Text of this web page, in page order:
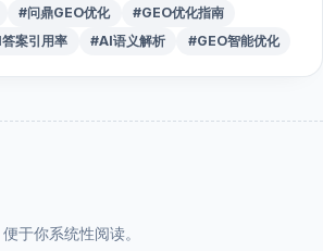
#问鼎GEO优化
#GEO优化指南
案引用率 #AI语义解析 #GEO智能优化
于你系统性阅读。